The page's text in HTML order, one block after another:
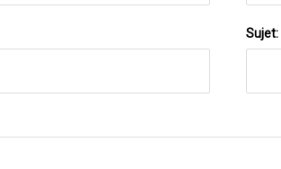
Sujet: